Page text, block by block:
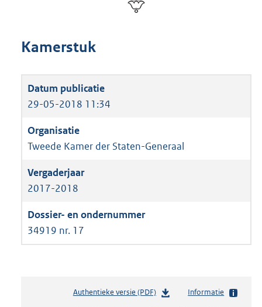
Kamerstuk
29-05-2018 11:34
Tweede Kamer der Staten-Generaal
2017-2018
34919 nr. 17
Authentieke versie (PDF)b
Informatie